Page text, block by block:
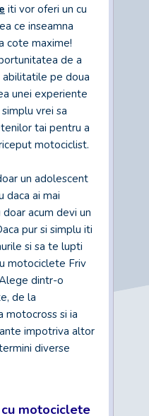
iti vor oferi un cu
ce inseamna
cote maxime!
de a
pe doua
unei experiente
vrei sa
tai pentru a
motociclist.
un adolescent
daca ai mai
acum devi un
pur si simplu iti
si sa te lupti
motociclete Friv
dintr-o
de la
si ia
impotriva altor
diverse
motociclete